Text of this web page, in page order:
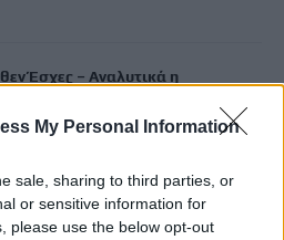
My Personal Information
sale, sharing to third parties, or
or sensitive information for
please use the below opt-out
Έσχες – Αναλυτικά η
Σεπτεμβρίου